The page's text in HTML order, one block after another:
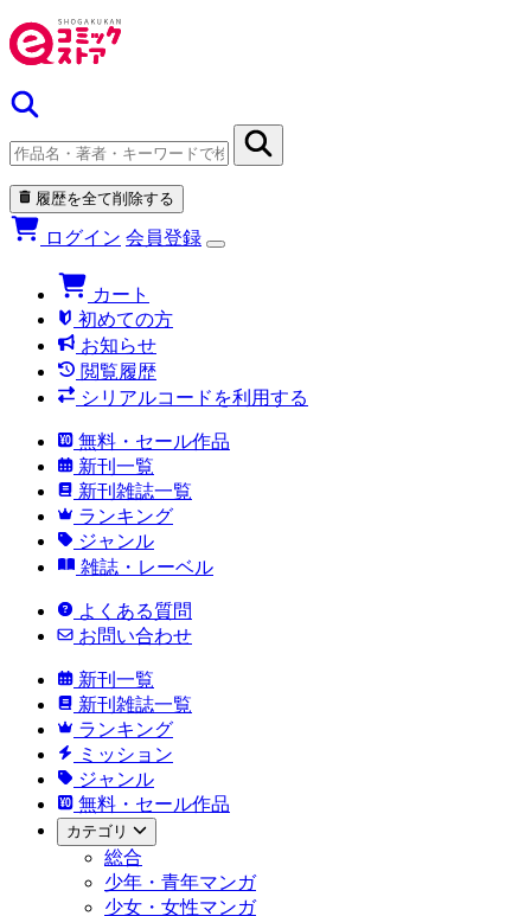
履歴を全て削除する
ログイン 会員登録
カート
初めての方
お知らせ
閲覧履歴
シリアルコードを利用する
無料・セール作品
新刊一覧
新刊雑誌一覧
ランキング
ジャンル
雑誌・レーベル
よくある質問
お問い合わせ
新刊一覧
新刊雑誌一覧
ランキング
ミッション
ジャンル
無料・セール作品
カテゴリ
総合
少年・青年マンガ
少女・女性マンガ